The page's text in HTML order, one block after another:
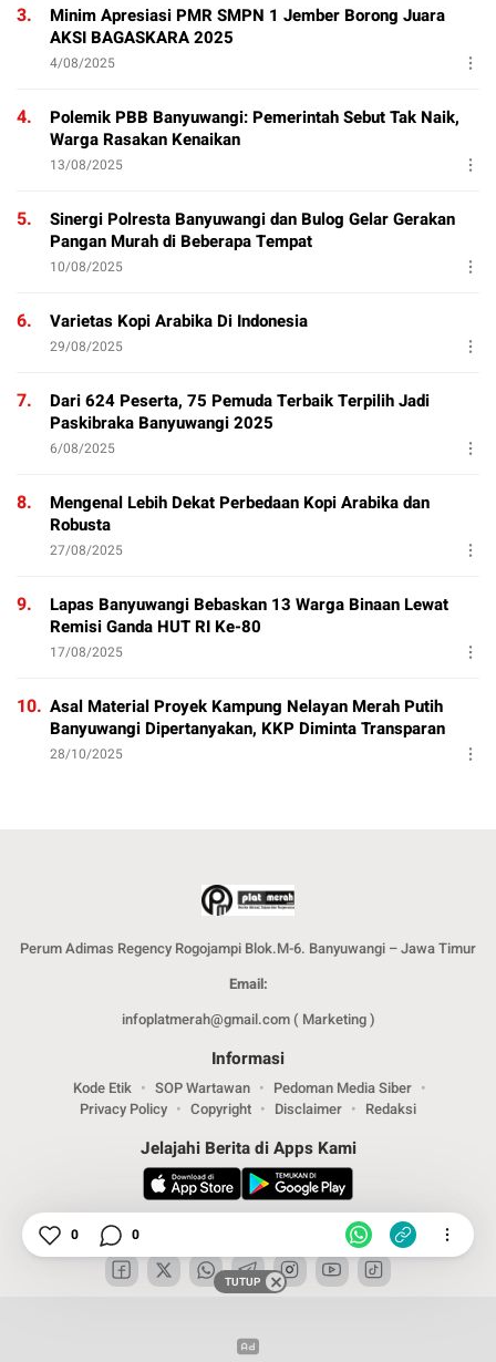
3.
Minim Apresiasi PMR SMPN 1 Jember Borong Juara
AKSI BAGASKARA 2025
4/08/2025
4.
Polemik PBB Banyuwangi: Pemerintah Sebut Tak Naik,
Warga Rasakan Kenaikan
13/08/2025
5.
Sinergi Polresta Banyuwangi dan Bulog Gelar Gerakan
Pangan Murah di Beberapa Tempat
10/08/2025
6. Varietas Kopi Arabika Di Indonesia
29/08/2025
7.
Dari 624 Peserta, 75 Pemuda Terbaik Terpilih Jadi
Paskibraka Banyuwangi 2025
6/08/2025
8.
Mengenal Lebih Dekat Perbedaan Kopi Arabika dan
Robusta
27/08/2025
9.
Lapas Banyuwangi Bebaskan 13 Warga Binaan Lewat
Remisi Ganda HUT RI Ke-80
17/08/2025
10. Asal Material Proyek Kampung Nelayan Merah Putih
Banyuwangi Dipertanyakan, KKP Diminta Transparan
28/10/2025
Perum Adimas Regency Rogojampi Blok.M-6. Banyuwangi – Jawa Timur
Email:
infoplatmerah@gmail.com ( Marketing )
Informasi
Kode Etik SOP Wartawan
Pedoman Media Siber
Privacy Policy
Copyright Disclaimer Redaksi
Jelajahi Berita di Apps Kami
0 0
TUTUP